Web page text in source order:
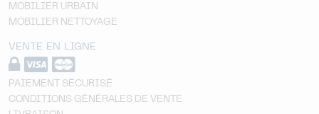
MOBILIER URBAIN
MOBILIER NETTOYAGE
VENTE EN LIGNE
PAIEMENT SÉCURISÉ
CONDITIONS GÉNÉRALES DE VENTE